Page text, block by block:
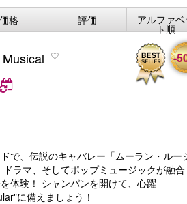
価格 評価 アルファベ
ト順
-
で、伝説のキャバレー「ムーラン・ルー
ラマ、そしてポップミュージックが融合
体験！ シャンパンを開けて、心躍
に備えましょう！